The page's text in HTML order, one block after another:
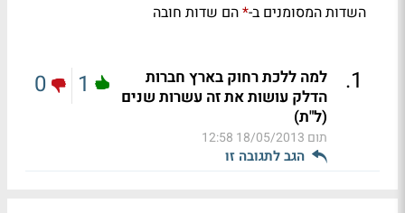
השדות המסומנים ב-*הם שדות חובה
1
.
למה ללכת רחוק בארץ חברות
הדלק עושות את זה עשרות שנים
(ל"ת)
תום 18/05/2013 12:58
הגב לתגובה זו
1
0